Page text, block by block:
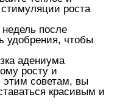
роста
после
удобрения, чтобы
адениума
росту и
советам, вы
красивым и